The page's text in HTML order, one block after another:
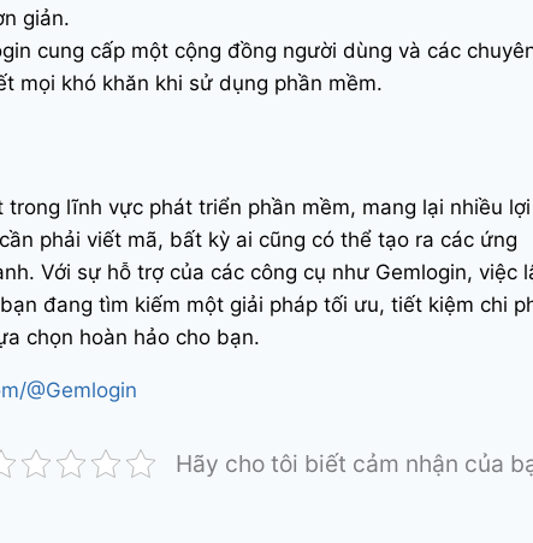
giản.
cung cấp một cộng đồng người dùng và các
mọi khó khăn khi sử dụng phần mềm.
lĩnh vực phát triển phần mềm, mang lại nhiều
phải viết mã, bất kỳ ai cũng có thể tạo ra các ứng
Với sự hỗ trợ của các công cụ như Gemlogin, việc
đang tìm kiếm một giải pháp tối ưu, tiết kiệm chi
chọn hoàn hảo cho bạn.
@Gemlogin
Hãy cho tôi biết cảm nhận của